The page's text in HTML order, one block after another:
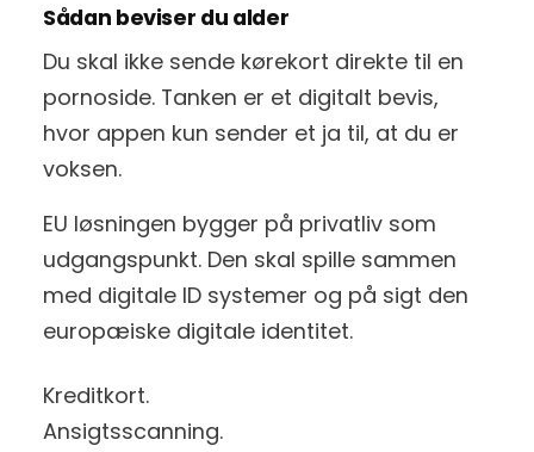
Sådan beviser du alder
Du skal ikke sende kørekort direkte til en
pornoside. Tanken er et digitalt bevis,
hvor appen kun sender et ja til, at du er
voksen.
EU løsningen bygger på privatliv som
udgangspunkt. Den skal spille sammen
med digitale ID systemer og på sigt den
europæiske digitale identitet.
Kreditkort.
Ansigtsscanning.